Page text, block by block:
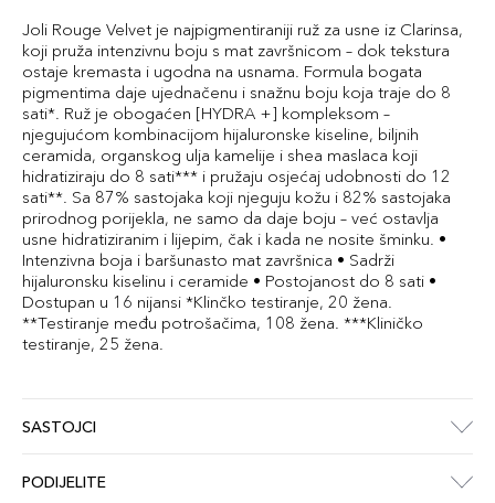
Joli Rouge Velvet je najpigmentiraniji ruž za usne iz Clarinsa,
koji pruža intenzivnu boju s mat završnicom – dok tekstura
ostaje kremasta i ugodna na usnama. Formula bogata
pigmentima daje ujednačenu i snažnu boju koja traje do 8
sati*. Ruž je obogaćen [HYDRA +] kompleksom –
njegujućom kombinacijom hijaluronske kiseline, biljnih
ceramida, organskog ulja kamelije i shea maslaca koji
hidratiziraju do 8 sati*** i pružaju osjećaj udobnosti do 12
sati**. Sa 87% sastojaka koji njeguju kožu i 82% sastojaka
prirodnog porijekla, ne samo da daje boju – već ostavlja
usne hidratiziranim i lijepim, čak i kada ne nosite šminku. •
Intenzivna boja i baršunasto mat završnica • Sadrži
hijaluronsku kiselinu i ceramide • Postojanost do 8 sati •
Dostupan u 16 nijansi *Klinčko testiranje, 20 žena.
**Testiranje među potrošačima, 108 žena. ***Kliničko
testiranje, 25 žena.
SASTOJCI
PODIJELITE